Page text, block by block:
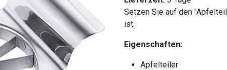
Setzen Sie auf den
ist.
Eigenschaften:
Apfelteiler